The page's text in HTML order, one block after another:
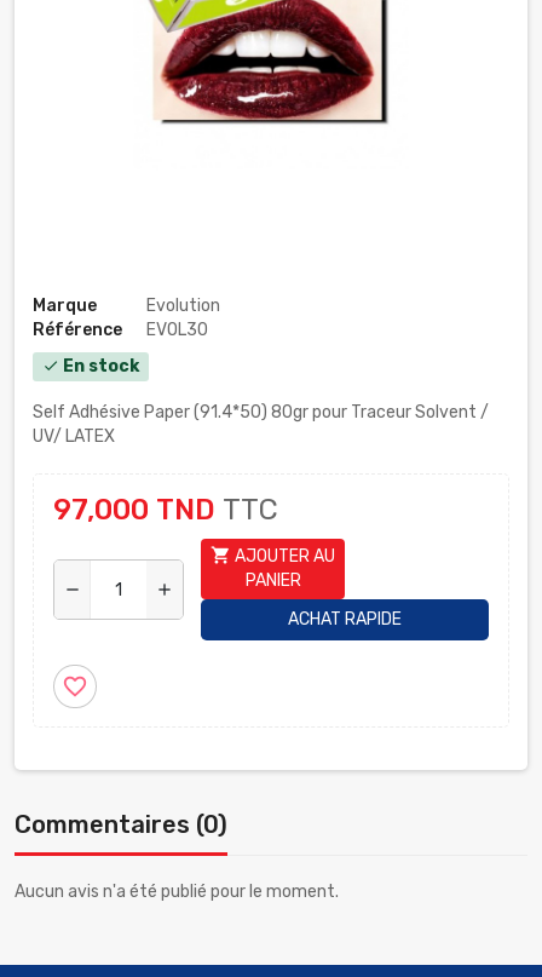
Marque
Evolution
Référence
EVOL30
check En stock
Self Adhésive Paper (91.4*50) 80gr pour Traceur Solvent /
UV/ LATEX
97,000 TND TTC
remove add
shopping_cart AJOUTER AU
PANIER
ACHAT RAPIDE
favorite_border
Commentaires (0)
Aucun avis n'a été publié pour le moment.